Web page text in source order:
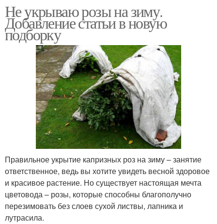
Не укрываю розы на зиму.
Добавление статьи в новую
подборку
Правильное укрытие капризных роз на зиму – занятие
ответственное, ведь вы хотите увидеть весной здоровое
и красивое растение. Но существует настоящая мечта
цветовода – розы, которые способны благополучно
перезимовать без слоев сухой листвы, лапника и
лутрасила.